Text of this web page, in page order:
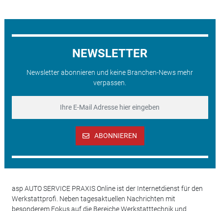
NEWSLETTER
Newsletter abonnieren und keine Branchen-News mehr
verpassen.
ABONNIEREN
asp AUTO SERVICE PRAXIS Online ist der Internetdienst für den
Werkstattprofi. Neben tagesaktuellen Nachrichten mit
besonderem Fokus auf die Bereiche Werkstatttechnik und